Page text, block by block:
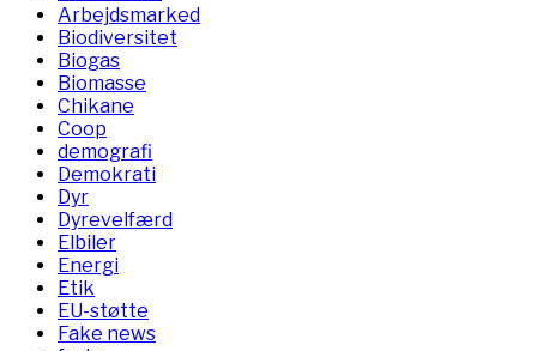
Arbejdsmarked
Biodiversitet
Biogas
Biomasse
Chikane
Coop
demografi
Demokrati
Dyr
Dyrevelfærd
Elbiler
Energi
Etik
EU-støtte
Fake news